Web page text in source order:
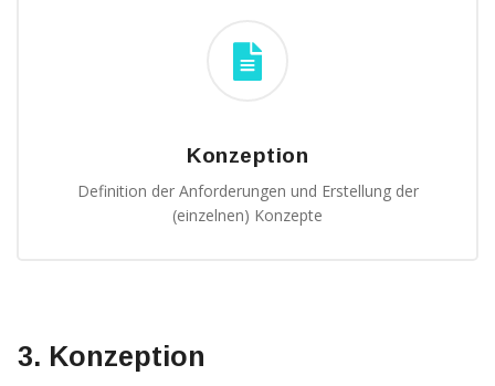
Konzeption
Definition der Anforderungen und Erstellung der
(einzelnen) Konzepte
3. Konzeption